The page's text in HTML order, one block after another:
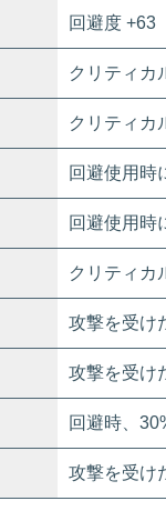
回避度 +63
クリティカ
クリティカ
回避使用時
回避使用時
クリティカ
攻撃を受け
攻撃を受け
回避時、
攻撃を受け